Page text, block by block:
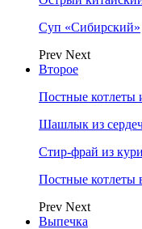
Суп «Сибирский»
Prev Next
Второе
Постные котлеты
Шашлык из
Стир-фрай из
Постные котлеты
Prev Next
Выпечка